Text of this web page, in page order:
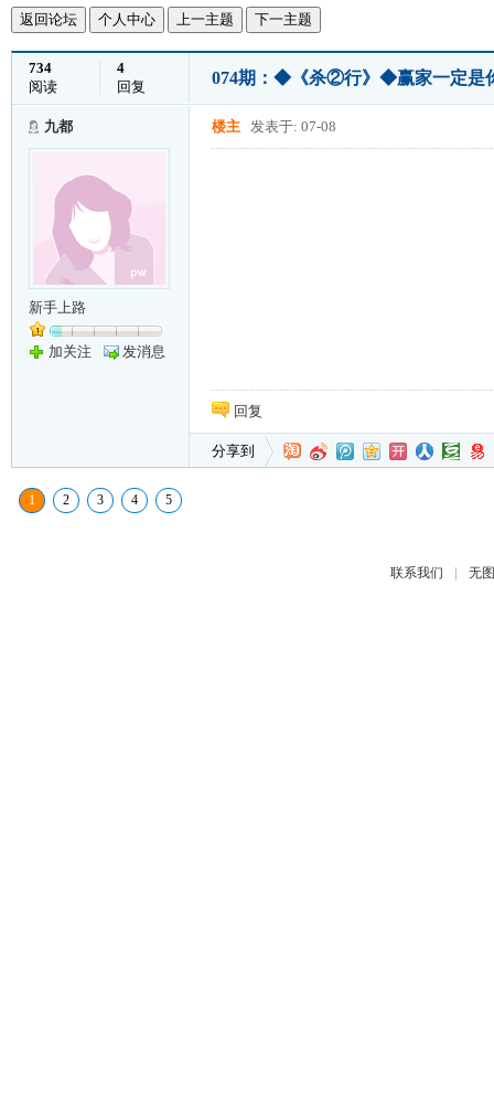
返回论坛 个人中心 上一主题 下一主题
734
阅读
4
回复
074期：◆《杀②行》◆赢家一定是
九都
新手上路
加关注 发消息
楼主 发表于: 07-08
回复
分享到
1 2 3 4 5
联系我们 | 无